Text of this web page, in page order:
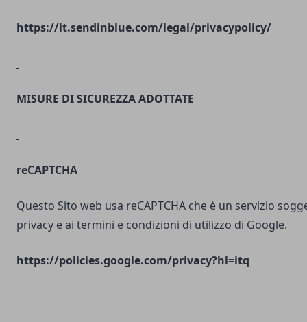
https://it.sendinblue.com/legal/privacypolicy/
MISURE DI SICUREZZA ADOTTATE
reCAPTCHA
Questo Sito web usa reCAPTCHA che è un servizio
privacy e ai termini e condizioni di utilizzo di Google.
https://policies.google.com/privacy?hl=itq